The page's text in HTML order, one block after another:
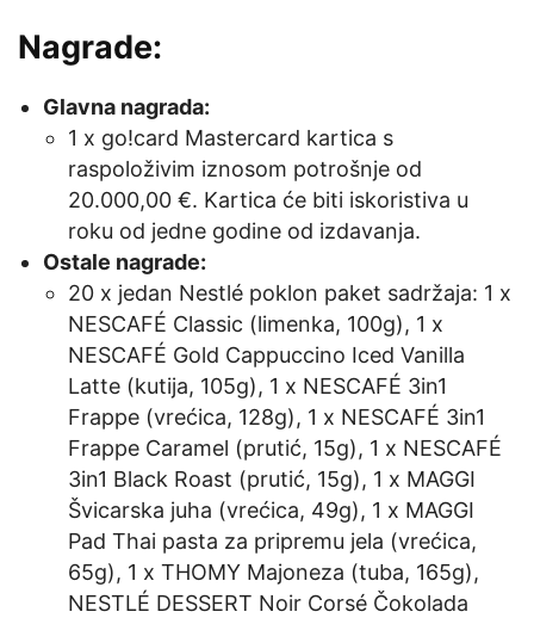
Nagrade:
Glavna nagrada:
1 x go!card Mastercard kartica s
raspoloživim iznosom potrošnje od
20.000,00 €. Kartica će biti iskoristiva u
roku od jedne godine od izdavanja.
Ostale nagrade:
20 x jedan Nestlé poklon paket sadržaja: 1 x
NESCAFÉ Classic (limenka, 100g), 1 x
NESCAFÉ Gold Cappuccino Iced Vanilla
Latte (kutija, 105g), 1 x NESCAFÉ 3in1
Frappe (vrećica, 128g), 1 x NESCAFÉ 3in1
Frappe Caramel (prutić, 15g), 1 x NESCAFÉ
3in1 Black Roast (prutić, 15g), 1 x MAGGI
Švicarska juha (vrećica, 49g), 1 x MAGGI
Pad Thai pasta za pripremu jela (vrećica,
65g), 1 x THOMY Majoneza (tuba, 165g),
NESTLÉ DESSERT Noir Corsé Čokolada